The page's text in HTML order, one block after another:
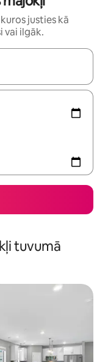
justies kā
vai ilgāk.
bultiņu uz augšu un
tuvumā